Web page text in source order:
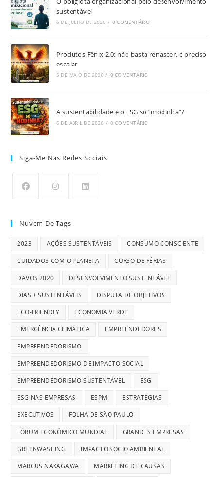
sustentável
6 DE JULHO DE 2026 / 0 COMENTÁRIO
Produtos Fênix 2.0: não basta renascer, é preciso
escalar
5 DE MAIO DE 2026 / 0 COMENTÁRIO
A sustentabilidade e o ESG só “modinha”?
6 DE ABRIL DE 2026 / 0 COMENTÁRIO
Siga-Me Nas Redes Sociais
Nuvem De Tags
2023 AÇÕES SUSTENTÁVEIS CONSUMO CONSCIENTE
CUIDADOS COM O PLANETA CURSO DE FÉRIAS
DAVOS 2020 DESENVOLVIMENTO SUSTENTÁVEL
DIAS + SUSTENTÁVEIS DISPUTA DE OBJETIVOS
ECO-FRIENDLY ECONOMIA VERDE
EMERGÊNCIA CLIMÁTICA EMPREENDEDORES
EMPREENDEDORISMO
EMPREENDEDORISMO DE IMPACTO SOCIAL
EMPREENDEDORISMO SUSTENTÁVEL ESG
ESG NAS EMPRESAS ESPM ESTRATÉGIAS
EXECUTIVOS FOLHA DE SÃO PAULO
FÓRUM ECONÔMICO MUNDIAL GRANDES EMPRESAS
GREENWASHING IMPACTO SOCIO AMBIENTAL
MARCUS NAKAGAWA MARKETING DE CAUSAS